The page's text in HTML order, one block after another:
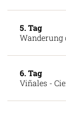
5. Tag
6. Tag